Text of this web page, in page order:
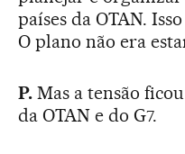
países da OTAN.
O plano não era
P.Mas a tensão
da OTAN e do G7.